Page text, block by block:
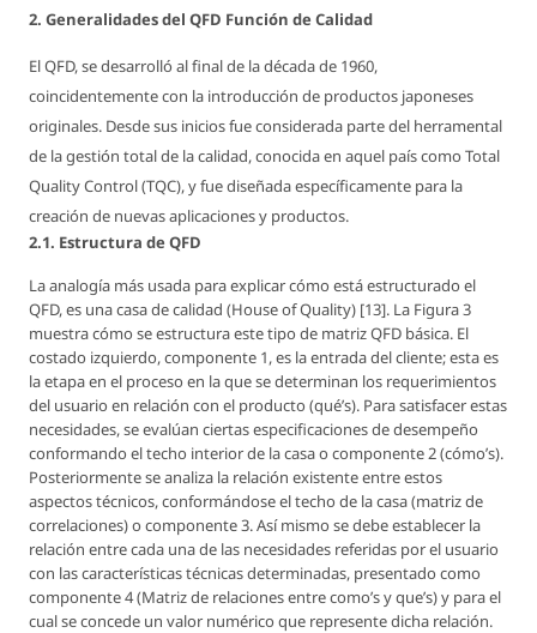
2. Generalidades del QFD Función de Calidad
El QFD, se desarrolló al final de la década de 1960,
coincidentemente con la introducción de productos japoneses
originales. Desde sus inicios fue considerada parte del herramental
de la gestión total de la calidad, conocida en aquel país como Total
Quality Control (TQC), y fue diseñada específicamente para la
creación de nuevas aplicaciones y productos.
2.1. Estructura de QFD
La analogía más usada para explicar cómo está estructurado el
QFD, es una casa de calidad (House of Quality) [13]. La Figura 3
muestra cómo se estructura este tipo de matriz QFD básica. El
costado izquierdo, componente 1, es la entrada del cliente; esta es
la etapa en el proceso en la que se determinan los requerimientos
del usuario en relación con el producto (qué’s). Para satisfacer estas
necesidades, se evalúan ciertas especificaciones de desempeño
conformando el techo interior de la casa o componente 2 (cómo’s).
Posteriormente se analiza la relación existente entre estos
aspectos técnicos, conformándose el techo de la casa (matriz de
correlaciones) o componente 3. Así mismo se debe establecer la
relación entre cada una de las necesidades referidas por el usuario
con las características técnicas determinadas, presentado como
componente 4 (Matriz de relaciones entre como’s y que’s) y para el
cual se concede un valor numérico que represente dicha relación.